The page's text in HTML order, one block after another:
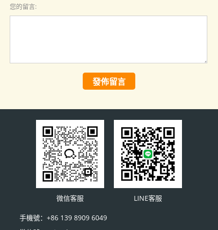
您的留言:
發佈留言
微信客服 LINE客服
手機號：+86 139 8909 6049